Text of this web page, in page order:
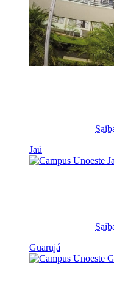
Jaú
Guarujá